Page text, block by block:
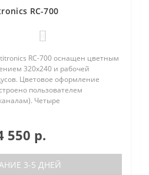
RC-700
RC-700 оснащен цветным
320х240 и рабочей
Цветовое оформление
пользователем
Четыре
550 р.
3-5 ДНЕЙ